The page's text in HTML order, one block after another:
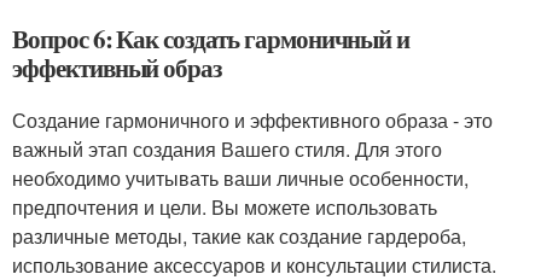
Вопрос 6: Как создать гармоничный и
эффективный образ
Создание гармоничного и эффективного образа - это
важный этап создания Вашего стиля. Для этого
необходимо учитывать ваши личные особенности,
предпочтения и цели. Вы можете использовать
различные методы, такие как создание гардероба,
использование аксессуаров и консультации стилиста.